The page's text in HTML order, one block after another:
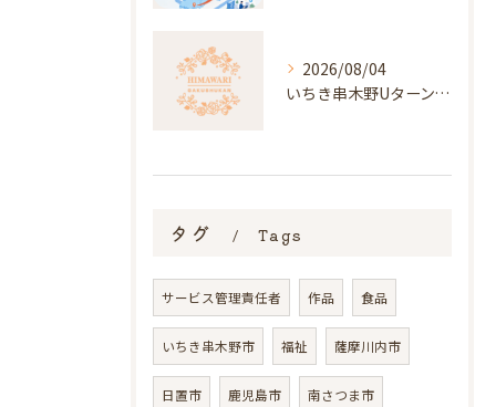
2026/08/04
いちき串木野Uターン、新しい職場を育てる働き方
タグ Tags
サービス管理責任者 作品 食品
いちき串木野市 福祉 薩摩川内市
日置市 鹿児島市 南さつま市